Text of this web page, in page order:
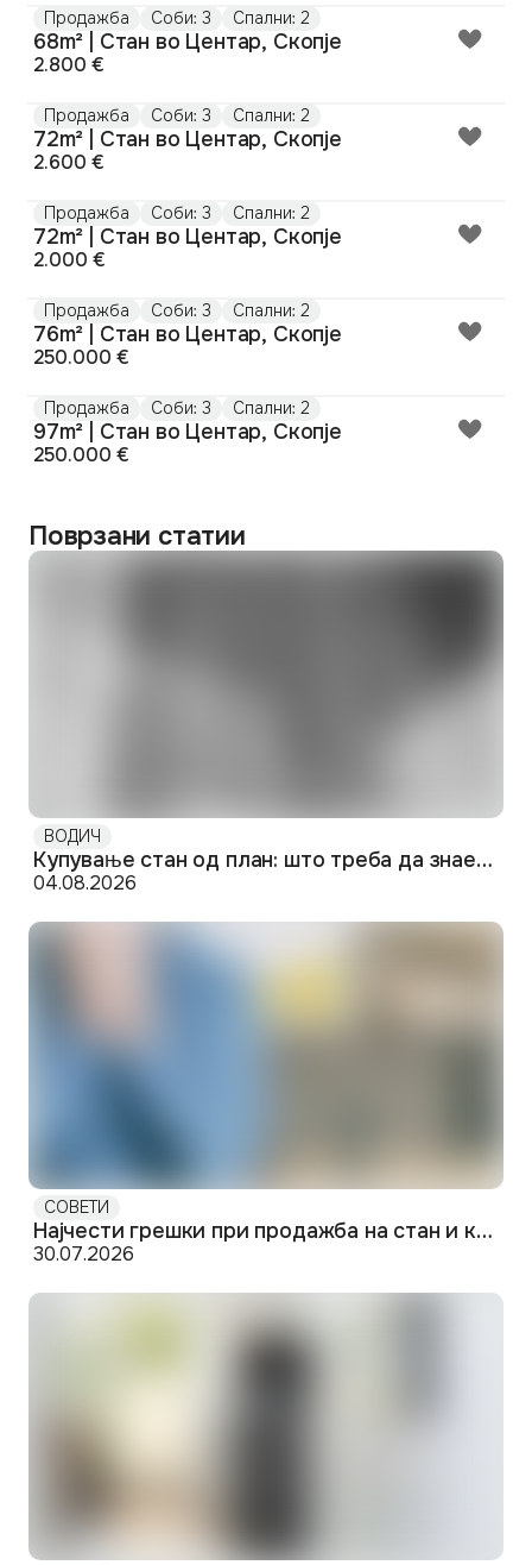
Продажба Соби: 3 Спални: 2
68m² | Стан во Центар, Скопје
2.800 €
Продажба Соби: 3 Спални: 2
72m² | Стан во Центар, Скопје
2.600 €
Продажба Соби: 3 Спални: 2
72m² | Стан во Центар, Скопје
2.000 €
Продажба Соби: 3 Спални: 2
76m² | Стан во Центар, Скопје
250.000 €
Продажба Соби: 3 Спални: 2
97m² | Стан во Центар, Скопје
250.000 €
Поврзани статии
ВОДИЧ
Купување стан од план: што треба да знаете пред да потпишете
04.08.2026
СОВЕТИ
Најчести грешки при продажба на стан и како да ги избегнете
30.07.2026